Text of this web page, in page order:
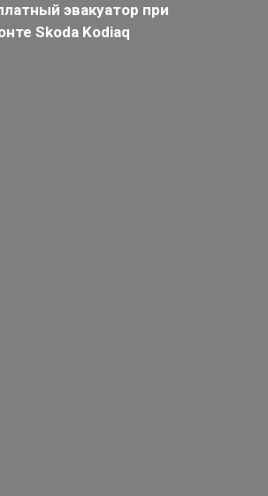
эвакуатор при
Skoda Kodiaq